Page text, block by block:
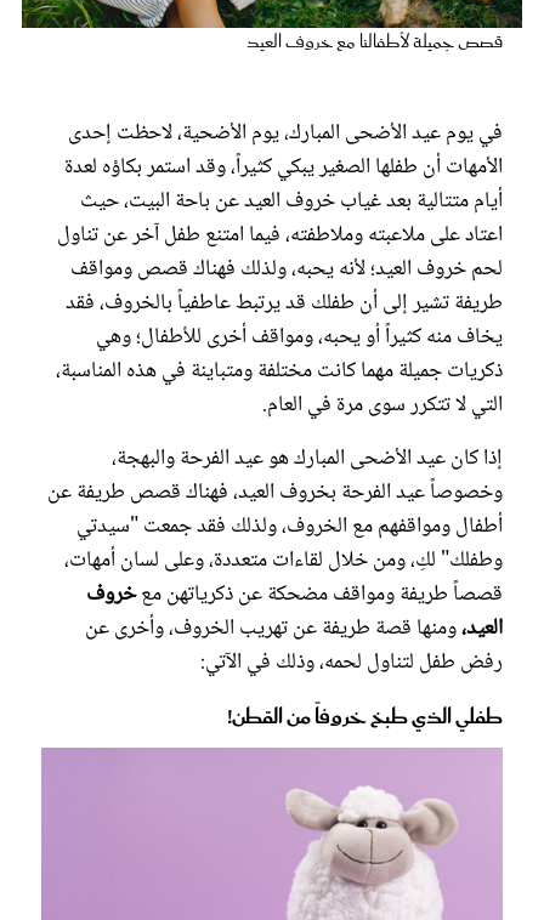
قصص جميلة لأطفالنا مع خروف العيد
في يوم عيد الأضحى المبارك، يوم الأضحية، لاحظت إحدى
الأمهات أن طفلها الصغير يبكي كثيراً، وقد استمر بكاؤه لعدة
أيام متتالية بعد غياب خروف العيد عن باحة البيت، حيث
اعتاد على ملاعبته وملاطفته، فيما امتنع طفل آخر عن تناول
لحم خروف العيد؛ لأنه يحبه، ولذلك فهناك قصص ومواقف
طريفة تشير إلى أن طفلك قد يرتبط عاطفياً بالخروف، فقد
يخاف منه كثيراً أو يحبه، ومواقف أخرى للأطفال؛ وهي
ذكريات جميلة مهما كانت مختلفة ومتباينة في هذه المناسبة،
التي لا تتكرر سوى مرة في العام.
إذا كان عيد الأضحى المبارك هو عيد الفرحة والبهجة،
وخصوصاً عيد الفرحة بخروف العيد، فهناك قصص طريفة عن
أطفال ومواقفهم مع الخروف، ولذلك فقد جمعت "سيدتي
وطفلك" لكِ، ومن خلال لقاءات متعددة، وعلى لسان أمهات،
قصصاً طريفة ومواقف مضحكة عن ذكرياتهن معخروف
العيد،ومنها قصة طريفة عن تهريب الخروف، وأخرى عن
رفض طفل لتناول لحمه، وذلك في الآتي:
طفلي الذي طبخ خروفاً من القطن!
مجلة سيدتي
غلاف رفمي